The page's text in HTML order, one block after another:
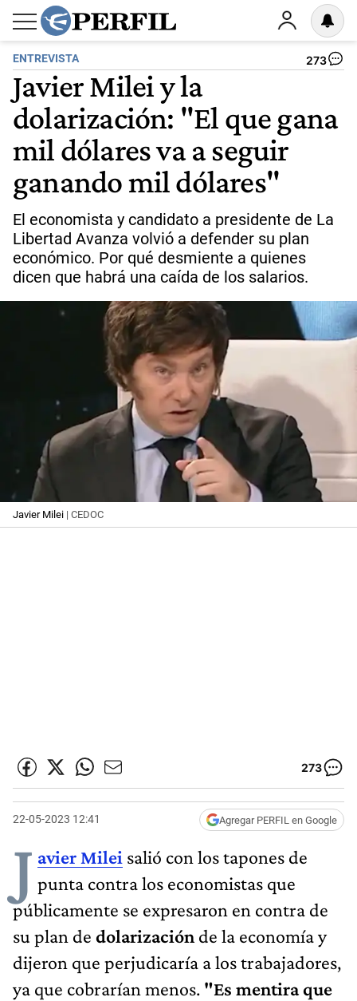
ENTREVISTA 273
Javier Milei y la
dolarización: "El que gana
mil dólares va a seguir
ganando mil dólares"
El economista y candidato a presidente de La
Libertad Avanza volvió a defender su plan
económico. Por qué desmiente a quienes
dicen que habrá una caída de los salarios.
Javier Milei | CEDOC
273
22-05-2023 12:41 Agregar PERFIL en Google
J avier Milei salió con los tapones de
punta contra los economistas que
públicamente se expresaron en contra de
su plan de dolarización de la economía y
dijeron que perjudicaría a los trabajadores,
ya que cobrarían menos. "Es mentira que